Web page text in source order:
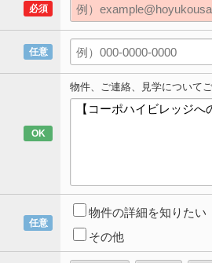
必須
任意
OK
物件、ご連絡、見学について
任意
物件の詳細を知りたい
その他